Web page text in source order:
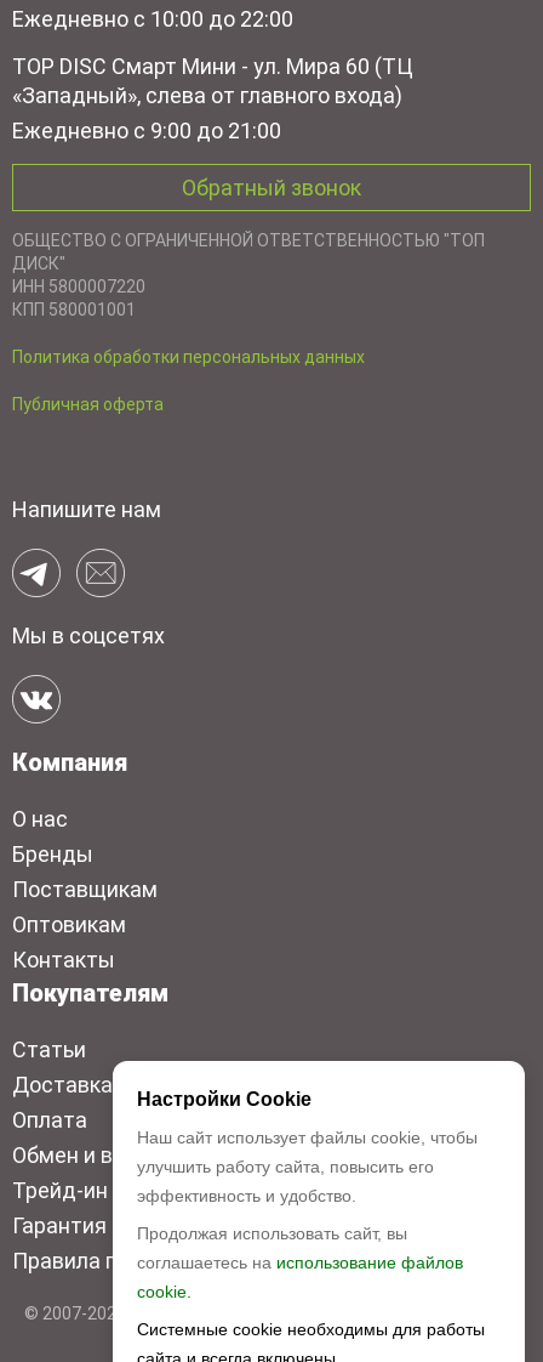
Ежедневно с 10:00 до 22:00
TOP DISC Смарт Мини - ул. Мира 60 (ТЦ
«Западный», слева от главного входа)
Ежедневно с 9:00 до 21:00
Обратный звонок
ОБЩЕСТВО С ОГРАНИЧЕННОЙ ОТВЕТСТВЕННОСТЬЮ "ТОП
ДИСК"
ИНН 5800007220
КПП 580001001
Политика обработки персональных данных
Публичная оферта
Напишите нам
Мы в соцсетях
Компания
О нас
Бренды
Поставщикам
Оптовикам
Контакты
Покупателям
Статьи
Доставка
Оплата
Обмен и возврат
Трейд-ин
Гарантия низкой цены
Правила продажи
© 2007-2026 Top Disc. Все права защищены
Настройки Cookie
Наш сайт использует файлы cookie, чтобы
улучшить работу сайта, повысить его
эффективность и удобство.
Продолжая использовать сайт, вы
соглашаетесь на использование файлов
cookie.
Системные cookie необходимы для работы